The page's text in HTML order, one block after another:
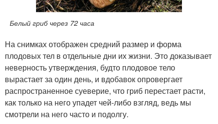
Белый гриб через 72 часа
На снимках отображен средний размер и форма
плодовых тел в отдельные дни их жизни. Это доказывает
неверность утверждения, будто плодовое тело
вырастает за один день, и вдобавок опроверга­ет
распространенное суеверие, что гриб перестает расти,
как только на него упадет чей-либо взгляд, ведь мы
смотрели на него часто и подолгу.